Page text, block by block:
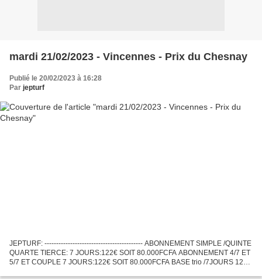
mardi 21/02/2023 - Vincennes - Prix du Chesnay
Publié le 20/02/2023 à 16:28
Par jepturf
JEPTURF: ------------------------------------------ ABONNEMENT SIMPLE /QUINTE
QUARTE TIERCE: 7 JOURS:122€ SOIT 80.000FCFA ABONNEMENT 4/7 ET
5/7 ET COUPLE 7 JOURS:122€ SOIT 80.000FCFA BASE trio /7JOURS 122€